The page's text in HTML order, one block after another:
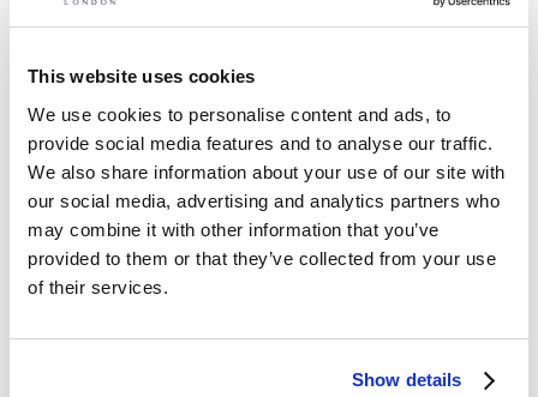
This website uses cookies
We use cookies to personalise content and ads, to
provide social media features and to analyse our traffic.
We also share information about your use of our site with
our social media, advertising and analytics partners who
may combine it with other information that you’ve
provided to them or that they’ve collected from your use
of their services.
Show details
Le mannequin porte:
|
DÉTAILS DU PRODUIT
DESCRIPTION
HM3010648
- Hackett London
- Chemise Coupe Ajustée Non Rentrée
LIVRAISON ET RETOURS
Livraison et retours gratuits
Cliquez et Collectez GRATUITE: entre 4-5 jours ouvrables
10% de remise sur votre